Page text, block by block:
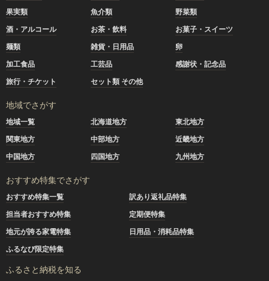
果実類
魚介類
野菜類
酒・アルコール
お茶・飲料
お菓子・スイーツ
麺類
雑貨・日用品
卵
加工食品
工芸品
感謝状・記念品
旅行・チケット
セット類 その他
地域でさがす
地域一覧 北海道地方
東北地方
関東地方
中部地方
近畿地方
中国地方
四国地方 九州地方
おすすめ特集でさがす
おすすめ特集一覧
訳あり返礼品特集
担当者おすすめ特集
定期便特集
地元が誇る家電特集
日用品・消耗品特集
ふるなび限定特集
ふるさと納税を知る